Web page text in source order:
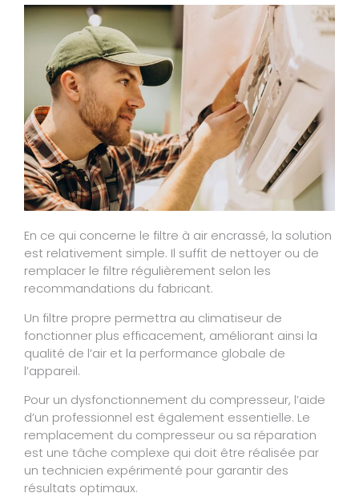
En ce qui concerne le filtre à air encrassé, la solution
est relativement simple. Il suffit de nettoyer ou de
remplacer le filtre régulièrement selon les
recommandations du fabricant.
Un filtre propre permettra au climatiseur de
fonctionner plus efficacement, améliorant ainsi la
qualité de l’air et la performance globale de
l’appareil.
Pour un dysfonctionnement du compresseur, l’aide
d’un professionnel est également essentielle. Le
remplacement du compresseur ou sa réparation
est une tâche complexe qui doit être réalisée par
un technicien expérimenté pour garantir des
résultats optimaux.